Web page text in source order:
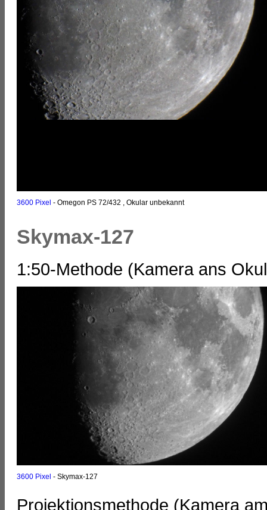
3600 Pixel - Omegon PS 72/432 , Okular unbekannt
Skymax-127
1:50-Methode (Kamera ans
3600 Pixel - Skymax-127
Projektionsmethode (Kamera